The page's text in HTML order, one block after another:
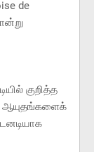
de
குறித்த
ஆயுதங்களைக்